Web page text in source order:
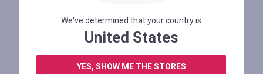
VANGRAAF
We've determined that your country is
United States
YES, SHOW ME THE STORES